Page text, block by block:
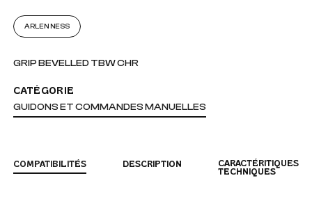
ARLEN NESS
GRIP BEVELLED TBW CHR
CATÉGORIE
GUIDONS ET COMMANDES MANUELLES
COMPATIBILITÉS DESCRIPTION
CARACTÉRITIQUES
TECHNIQUES